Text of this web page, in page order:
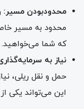
محدودبودن مسیر:
محدود به مسیر
که شما می‌خواهید.
نیاز به
حمل و نقل ریلی،
این می‌تواند یکی